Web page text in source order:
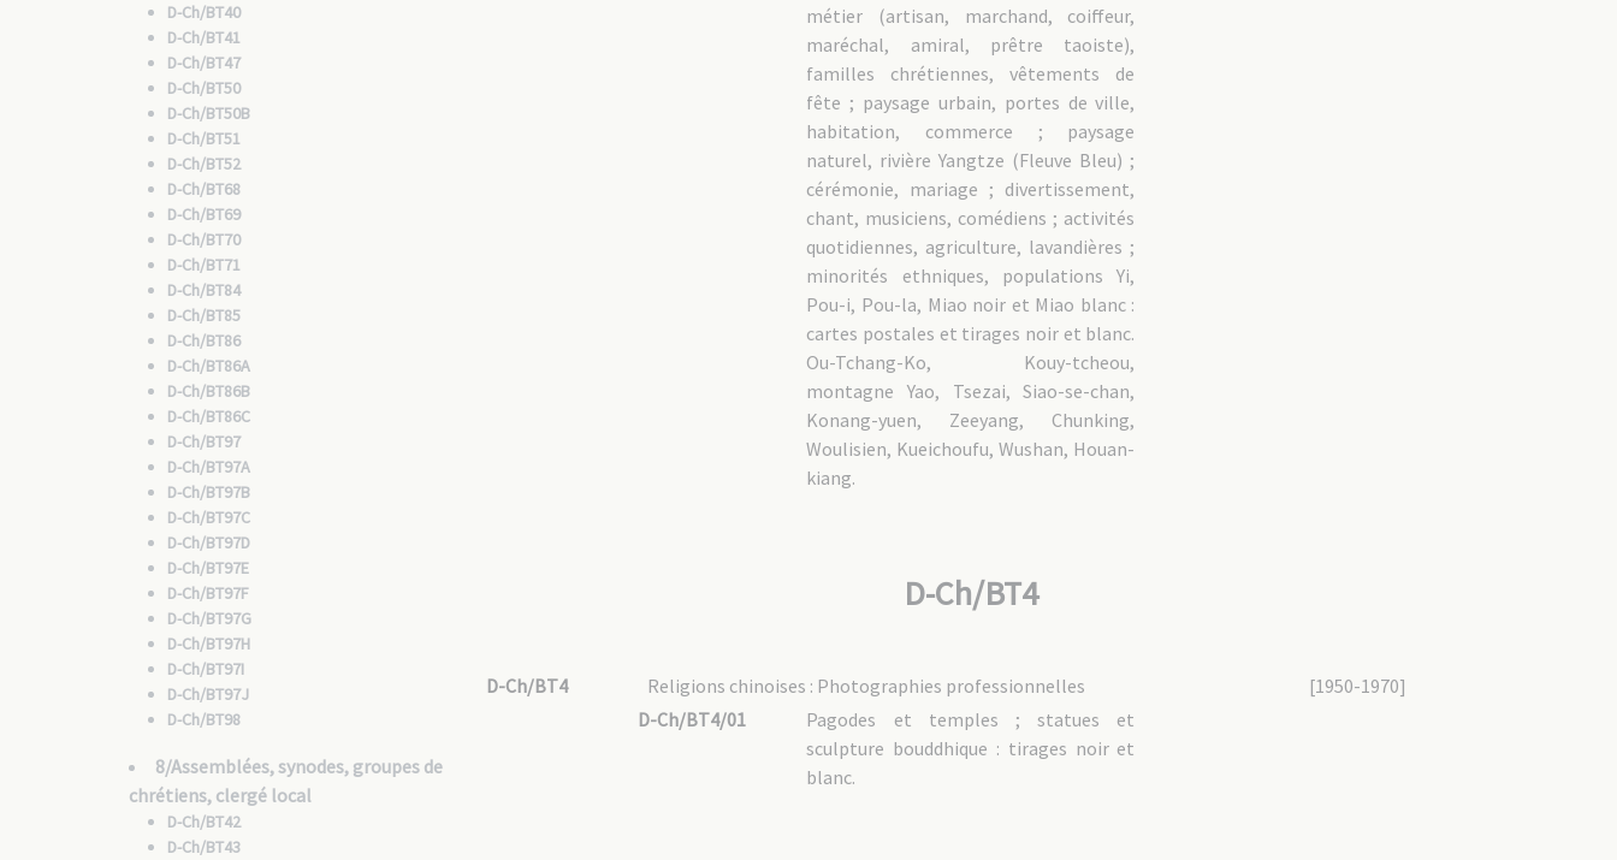
D-Ch/BT40
D-Ch/BT41
D-Ch/BT47
D-Ch/BT50
D-Ch/BT50B
D-Ch/BT51
D-Ch/BT52
D-Ch/BT68
D-Ch/BT69
D-Ch/BT70
D-Ch/BT71
D-Ch/BT84
D-Ch/BT85
D-Ch/BT86
D-Ch/BT86A
D-Ch/BT86B
D-Ch/BT86C
D-Ch/BT97
D-Ch/BT97A
D-Ch/BT97B
D-Ch/BT97C
D-Ch/BT97D
D-Ch/BT97E
D-Ch/BT97F
D-Ch/BT97G
D-Ch/BT97H
D-Ch/BT97I
D-Ch/BT97J
D-Ch/BT98
8/Assemblées, synodes, groupes de
chrétiens, clergé local
D-Ch/BT42
D-Ch/BT43
métier (artisan, marchand, coiffeur,
maréchal, amiral, prêtre taoiste),
familles chrétiennes, vêtements de
fête ; paysage urbain, portes de ville,
habitation, commerce ; paysage
naturel, rivière Yangtze (Fleuve Bleu) ;
cérémonie, mariage ; divertissement,
chant, musiciens, comédiens ; activités
quotidiennes, agriculture, lavandières ;
minorités ethniques, populations Yi,
Pou-i, Pou-la, Miao noir et Miao blanc :
cartes postales et tirages noir et blanc.
Ou-Tchang-Ko, Kouy-tcheou,
montagne Yao, Tsezai, Siao-se-chan,
Konang-yuen, Zeeyang, Chunking,
Woulisien, Kueichoufu, Wushan, Houan-
kiang.
D-Ch/BT4
D-Ch/BT4 [1950-1970]
Religions chinoises : Photographies professionnelles
D-Ch/BT4/01
Pagodes et temples ; statues et
sculpture bouddhique : tirages noir et
blanc.